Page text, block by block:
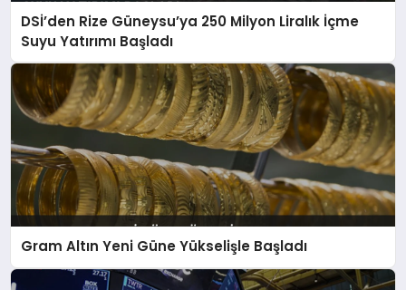
DSİ’den Rize Güneysu’ya 250 Milyon Liralık İçme
Suyu Yatırımı Başladı
Gram Altın Yeni Güne Yükselişle Başladı